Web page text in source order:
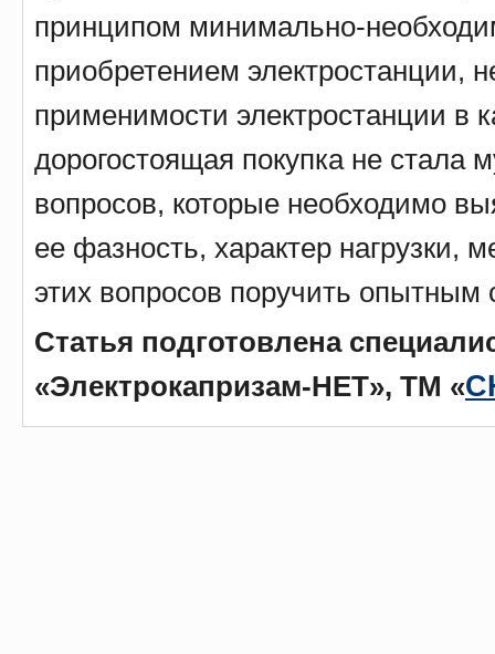
принципом минимально-
приобретением электростанции,
применимости электростанции в
дорогостоящая покупка не
вопросов, которые необходимо
ее фазность, характер нагрузки,
этих вопросов поручить опытным
Статья подготовлена
«Электрокапризам-НЕТ», ТМ «